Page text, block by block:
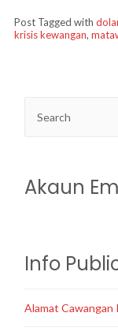
Post Tagged with
krisis kewangan,
Akaun
Info
Alamat Cawangan